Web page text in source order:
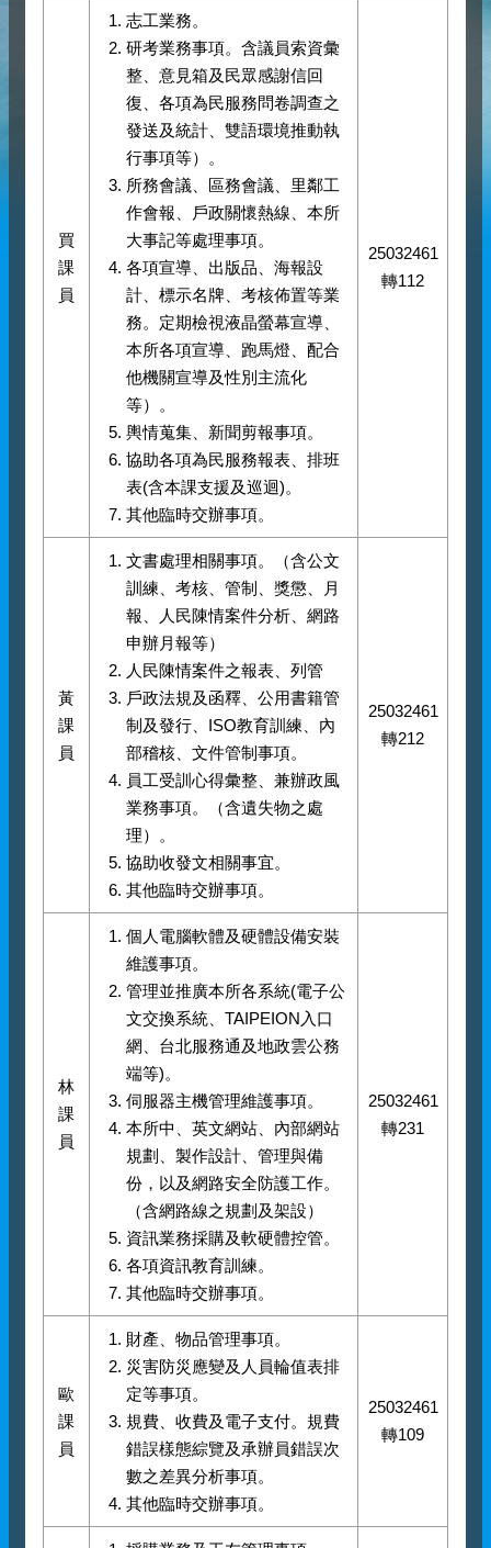
買
課
員
志工業務。
研考業務事項。含議員索資彙
整、意見箱及民眾感謝信回
復、各項為民服務問卷調查之
發送及統計、雙語環境推動執
行事項等）。
所務會議、區務會議、里鄰工
作會報、戶政關懷熱線、本所
大事記等處理事項。
各項宣導、出版品、海報設
計、標示名牌、考核佈置等業
務。定期檢視液晶螢幕宣導、
本所各項宣導、跑馬燈、配合
他機關宣導及性別主流化
等）。
輿情蒐集、新聞剪報事項。
協助各項為民服務報表、排班
表(含本課支援及巡迴)。
其他臨時交辦事項。
25032461
轉112
黃
課
員
文書處理相關事項。（含公文
訓練、考核、管制、獎懲、月
報、人民陳情案件分析、網路
申辦月報等）
人民陳情案件之報表、列管
戶政法規及函釋、公用書籍管
制及發行、ISO教育訓練、內
部稽核、文件管制事項。
員工受訓心得彙整、兼辦政風
業務事項。（含遺失物之處
理）。
協助收發文相關事宜。
其他臨時交辦事項。
25032461
轉212
林
課
員
個人電腦軟體及硬體設備安裝
維護事項。
管理並推廣本所各系統(電子公
文交換系統、TAIPEION入口
網、台北服務通及地政雲公務
端等)。
伺服器主機管理維護事項。
本所中、英文網站、內部網站
規劃、製作設計、管理與備
份，以及網路安全防護工作。
（含網路線之規劃及架設）
資訊業務採購及軟硬體控管。
各項資訊教育訓練。
其他臨時交辦事項。
25032461
轉231
歐
課
員
財產、物品管理事項。
災害防災應變及人員輪值表排
定等事項。
規費、收費及電子支付。規費
錯誤樣態綜覽及承辦員錯誤次
數之差異分析事項。
其他臨時交辦事項。
25032461
轉109